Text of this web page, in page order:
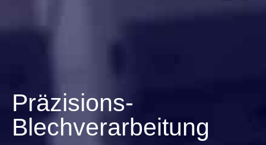
Präzisions-
Blechverarbeitung